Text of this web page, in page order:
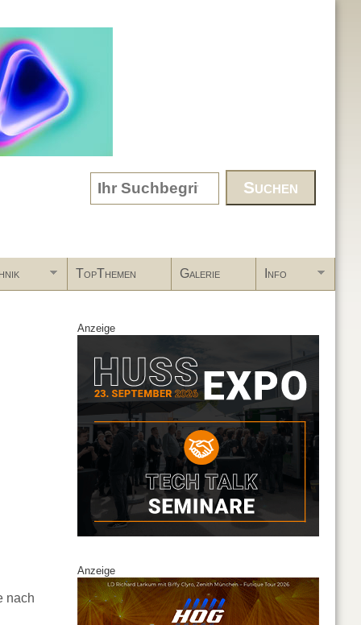
Search form
TopThemen Galerie Info
nach
Anzeige
Anzeige